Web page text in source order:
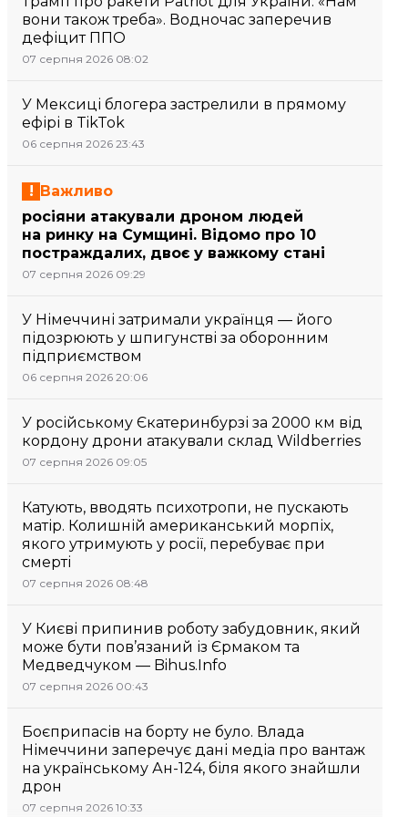
вони також треба». Водночас заперечив
дефіцит ППО
07 серпня 2026 08:02
У Мексиці блогера застрелили в прямому
ефірі в TikTok
06 серпня 2026 23:43
Важливо
росіяни атакували дроном людей
на ринку на Сумщині. Відомо про 10
постраждалих, двоє у важкому стані
07 серпня 2026 09:29
У Німеччині затримали українця — його
підозрюють у шпигунстві за оборонним
підприємством
06 серпня 2026 20:06
У російському Єкатеринбурзі за 2000 км від
кордону дрони атакували склад Wildberries
07 серпня 2026 09:05
Катують, вводять психотропи, не пускають
матір. Колишній американський морпіх,
якого утримують у росії, перебуває при
смерті
07 серпня 2026 08:48
У Києві припинив роботу забудовник, який
може бути пов’язаний із Єрмаком та
Медведчуком — Bihus.Info
07 серпня 2026 00:43
Боєприпасів на борту не було. Влада
Німеччини заперечує дані медіа про вантаж
на українському Ан-124, біля якого знайшли
дрон
07 серпня 2026 10:33